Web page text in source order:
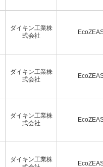
ダイキン工業株
式会社
ダイキン工業株
式会社
ダイキン工業株
式会社
ダイキン工業株